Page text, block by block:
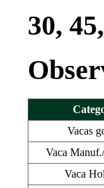
30,
Vacas
Vaca
Vaca